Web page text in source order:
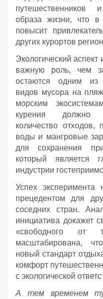
путешественников
образа жизни, что в
повысит
других курортов
Экологический
важную роль, чем
остаются одним из
видов мусора на
морским
курения должно
количество
воды и мангровые
для сохранения
который является
индустрии
Успех
прецедентом для
соседних стран.
инициатива докажет
«свободного от
масштабирована,
новый стандарт
комфорт
с экологической
А тем временем